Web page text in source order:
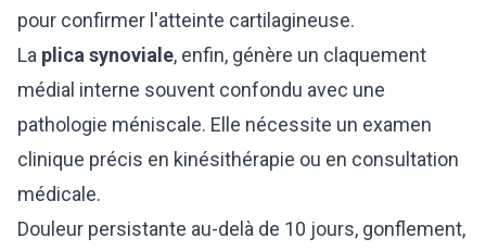
pour confirmer l'atteinte cartilagineuse.
La plica synoviale, enfin, génère un claquement
médial interne souvent confondu avec une
pathologie méniscale. Elle nécessite un examen
clinique précis en kinésithérapie ou en consultation
médicale.
Douleur persistante au-delà de 10 jours, gonflement,